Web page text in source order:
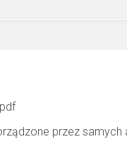
przez